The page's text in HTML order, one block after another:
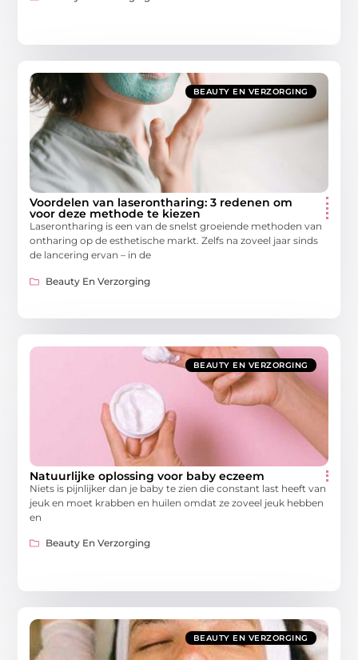
BEAUTY EN VERZORGING
Voordelen van laserontharing: 3 redenen om
voor deze methode te kiezen
Laserontharing is een van de snelst groeiende methoden van
ontharing op de esthetische markt. Zelfs na zoveel jaar sinds
de lancering ervan – in de
Beauty En Verzorging
BEAUTY EN VERZORGING
Natuurlijke oplossing voor baby eczeem
Niets is pijnlijker dan je baby te zien die constant last heeft van
jeuk en moet krabben en huilen omdat ze zoveel jeuk hebben
en
Beauty En Verzorging
BEAUTY EN VERZORGING